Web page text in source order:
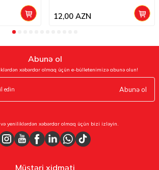
12,00AZN
Abunə ol
xəbərdar olmaq üçün e-bülletenimizə abunə olun!
Abunə ol
yeniliklərdən xəbərdar olmaq üçün bizi izləyin.
Müştəri xidməti